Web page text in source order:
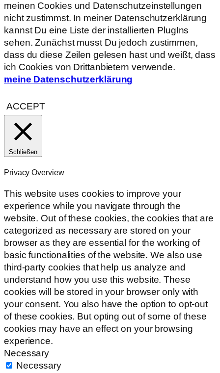
meinen Cookies und Datenschutzeinstellungen
nicht zustimmst. In meiner Datenschutzerklärung
kannst Du eine Liste der installierten PlugIns
sehen. Zunächst musst Du jedoch zustimmen,
dass du diese Zeilen gelesen hast und weißt, dass
ich Cookies von Drittanbietern verwende.
meine Datenschutzerklärung
ACCEPT
Schließen
Privacy Overview
This website uses cookies to improve your
experience while you navigate through the
website. Out of these cookies, the cookies that are
categorized as necessary are stored on your
browser as they are essential for the working of
basic functionalities of the website. We also use
third-party cookies that help us analyze and
understand how you use this website. These
cookies will be stored in your browser only with
your consent. You also have the option to opt-out
of these cookies. But opting out of some of these
cookies may have an effect on your browsing
experience.
Necessary
Necessary